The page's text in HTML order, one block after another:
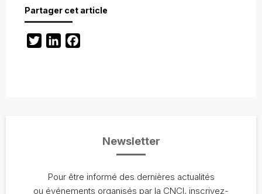
Partager cet article
TwitterLinkedIn
Newsletter
Pour être informé des dernières actualités
ou événements organisés par la CNCI, inscrivez-